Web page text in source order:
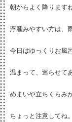
朝からよく降ります
浮腫みやすい方は、
今日はゆっくりお風
温まって、巡らせて
めまいや立ちくらみ
ちょっと注意してね。